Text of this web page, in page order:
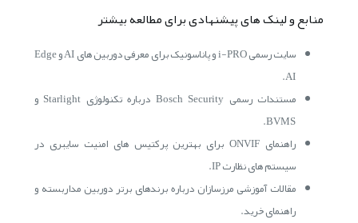
منابع و لینک های پیشنهادی برای مطالعه بیشتر
سایت رسمی i-PRO و پاناسونیک برای معرفی دوربین های AI و Edge
AI.
مستندات رسمی Bosch Security درباره تکنولوژی Starlight و
BVMS.
راهنمای ONVIF برای بهترین پرکتیس های امنیت سایبری در
سیستم های نظارت IP.
مقالات آموزشی مرزسازان درباره برندهای برتر دوربین مداربسته و
راهنمای خرید.